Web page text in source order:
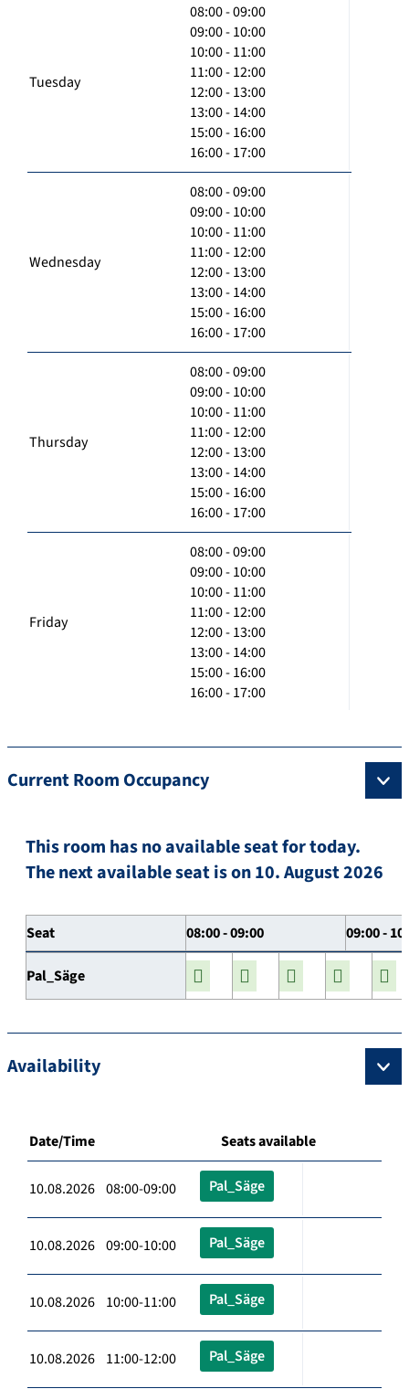
Tuesday
08:00 - 09:00
09:00 - 10:00
10:00 - 11:00
11:00 - 12:00
12:00 - 13:00
13:00 - 14:00
15:00 - 16:00
16:00 - 17:00
Wednesday
08:00 - 09:00
09:00 - 10:00
10:00 - 11:00
11:00 - 12:00
12:00 - 13:00
13:00 - 14:00
15:00 - 16:00
16:00 - 17:00
Thursday
08:00 - 09:00
09:00 - 10:00
10:00 - 11:00
11:00 - 12:00
12:00 - 13:00
13:00 - 14:00
15:00 - 16:00
16:00 - 17:00
Friday
08:00 - 09:00
09:00 - 10:00
10:00 - 11:00
11:00 - 12:00
12:00 - 13:00
13:00 - 14:00
15:00 - 16:00
16:00 - 17:00
Current Room Occupancy
This room has no available seat for today.
The next available seat is on 10. August 2026
Seat 08:00 - 09:00 09:00 -
Pal_Säge
Availability
Date/Time Seats available
10.08.2026 08:00-09:00 Pal_Säge
10.08.2026 09:00-10:00 Pal_Säge
10.08.2026 10:00-11:00 Pal_Säge
10.08.2026 11:00-12:00 Pal_Säge